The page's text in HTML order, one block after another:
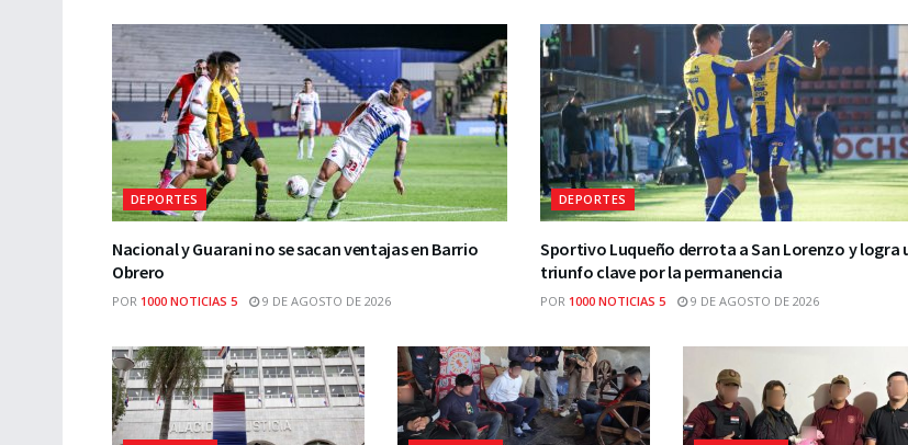
DEPORTES
Nacional y Guarani no se sacan ventajas en Barrio
Obrero
POR 1000 NOTICIAS 5 9 DE AGOSTO DE 2026
DEPORTES
Sportivo Luqueño derrota a San Lorenzo y logra
triunfo clave por la permanencia
POR 1000 NOTICIAS 5 9 DE AGOSTO DE 2026